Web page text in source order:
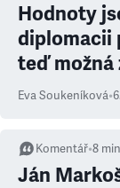
Hodnoty
diplomacii
teď možná
Eva Soukeníková•
Komentář•8
Ján